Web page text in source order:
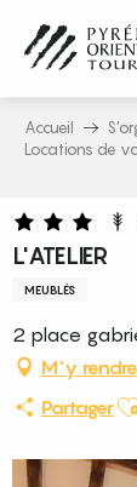
contenu
principal
Accueil
Locations de
L'ATELIER
MEUBLÉS
2 place
M'y rendre
Partager